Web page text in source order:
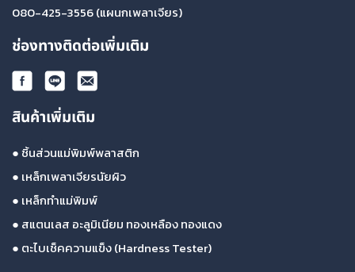
080-425-3556(แผนกเพลาเจียร)
ช่องทางติดต่อเพิ่มเติม
สินค้าเพิ่มเติม
● ชิ้นส่วนแม่พิมพ์พลาสติก
● เหล็กเพลาเจียรนัยผิว
● เหล็กทำแม่พิมพ์
● สแตนเลส อะลูมิเนียม ทองเหลือง ทองแดง
● ตะไบเช็คความแข็ง (Hardness Tester)